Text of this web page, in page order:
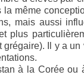
même
mais aussi
plus
Il y a
à la Corée ou